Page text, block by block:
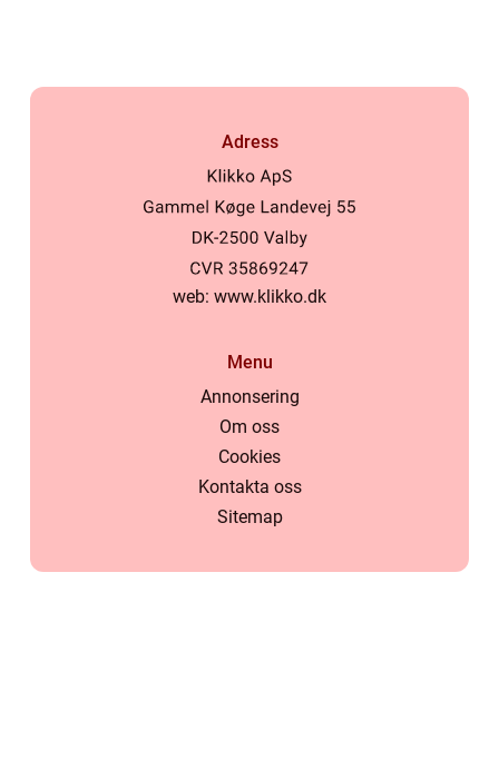
Adress
web: www.klikko.dk
Menu
Annonsering
Om oss
Cookies
Kontakta oss
Sitemap